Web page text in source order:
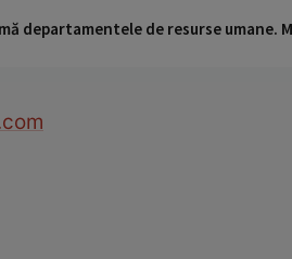
departamentele de resurse umane.